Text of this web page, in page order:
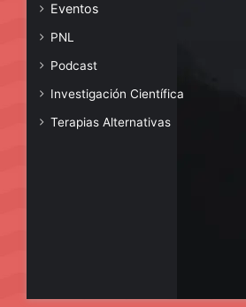
Eventos
PNL
Podcast
Investigación Científica
Terapias Alternativas